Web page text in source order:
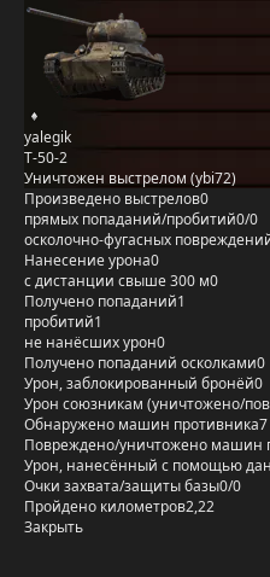
yalegik
Т-50-2
Уничтожен выстрелом (ybi72)
Произведено выстрелов0
прямых попаданий/пробитий0/0
осколочно-фугасных
Нанесение урона0
с дистанции свыше 300 м0
Получено попаданий1
пробитий1
не нанёсших урон0
Получено попаданий осколками0
Урон, заблокированный бронёй0
Урон союзникам (уничтожено/
Обнаружено машин противника7
Повреждено/уничтожено машин
Урон, нанесённый с помощью
Очки захвата/защиты базы0/0
Пройдено километров2,22
Закрыть